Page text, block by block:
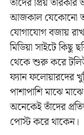
আজকাল যেকোনো
যোগাযোগ বজায়
মিডিয়া সাইটে কিছু
থেকে শুরু করে
ফ্যান ফলোয়ারদের
পাশাপাশি মাঝে
অনেকেই তাঁদের
পোস্ট করে থাকেন।